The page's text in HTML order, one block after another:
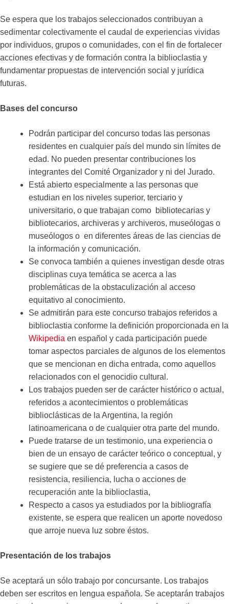
Se espera que los trabajos seleccionados contribuyan a
sedimentar colectivamente el caudal de experiencias vividas
por individuos, grupos o comunidades, con el fin de fortalecer
acciones efectivas y de formación contra la biblioclastia y
fundamentar propuestas de intervención social y jurídica
futuras.
Bases del concurso
Podrán participar del concurso todas las personas
residentes en cualquier país del mundo sin límites de
edad. No pueden presentar contribuciones los
integrantes del Comité Organizador y ni del Jurado.
Está abierto especialmente a las personas que
estudian en los niveles superior, terciario y
universitario, o que trabajan como bibliotecarias y
bibliotecarios, archiveras y archiveros, museólogas o
museólogos o en diferentes áreas de las ciencias de
la información y comunicación.
Se convoca también a quienes investigan desde otras
disciplinas cuya temática se acerca a las
problemáticas de la obstaculización al acceso
equitativo al conocimiento.
Se admitirán para este concurso trabajos referidos a
biblioclastia conforme la definición proporcionada en la
Wikipedia en español y cada participación puede
tomar aspectos parciales de algunos de los elementos
que se mencionan en dicha entrada, como aquellos
relacionados con el genocidio cultural.
Los trabajos pueden ser de carácter histórico o actual,
referidos a acontecimientos o problemáticas
biblioclásticas de la Argentina, la región
latinoamericana o de cualquier otra parte del mundo.
Puede tratarse de un testimonio, una experiencia o
bien de un ensayo de carácter teórico o conceptual, y
se sugiere que se dé preferencia a casos de
resistencia, resiliencia, lucha o acciones de
recuperación ante la biblioclastia,
Respecto a casos ya estudiados por la bibliografía
existente, se espera que realicen un aporte novedoso
que arroje nueva luz sobre éstos.
Presentación de los trabajos
Se aceptará un sólo trabajo por concursante. Los trabajos
deben ser escritos en lengua española. Se aceptarán trabajos